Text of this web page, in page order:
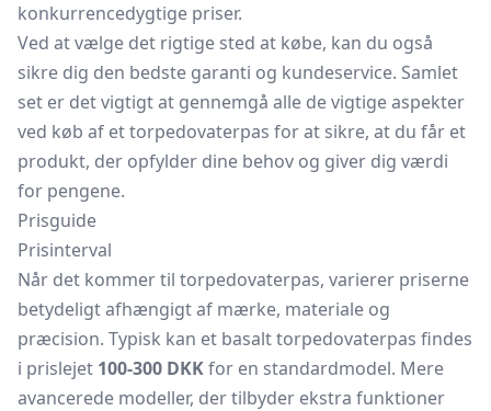
konkurrencedygtige priser.
Ved at vælge det rigtige sted at købe, kan du også
sikre dig den bedste garanti og kundeservice. Samlet
set er det vigtigt at gennemgå alle de vigtige aspekter
ved køb af et torpedovaterpas for at sikre, at du får et
produkt, der opfylder dine behov og giver dig værdi
for pengene.
Prisguide
Prisinterval
Når det kommer til torpedovaterpas, varierer priserne
betydeligt afhængigt af mærke, materiale og
præcision. Typisk kan et basalt torpedovaterpas findes
i prislejet 100-300 DKKfor en standardmodel. Mere
avancerede modeller, der tilbyder ekstra funktioner